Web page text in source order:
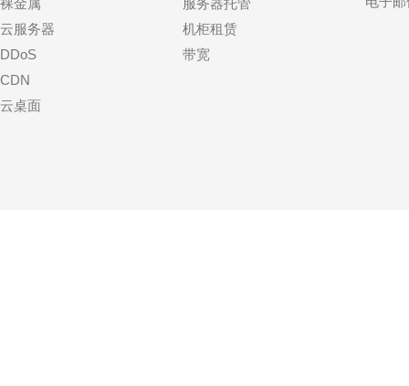
裸金属
云服务器
DDoS
CDN
云桌面
服务器托管
机柜租赁
带宽